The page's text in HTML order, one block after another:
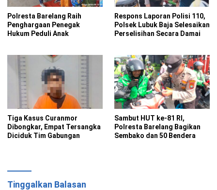
Polresta Barelang Raih
Penghargaan Penegak
Hukum Peduli Anak
Respons Laporan Polisi 110,
Polsek Lubuk Baja Selesaikan
Perselisihan Secara Damai
Tiga Kasus Curanmor
Dibongkar, Empat Tersangka
Diciduk Tim Gabungan
Sambut HUT ke-81 RI,
Polresta Barelang Bagikan
Sembako dan 50 Bendera
Tinggalkan Balasan